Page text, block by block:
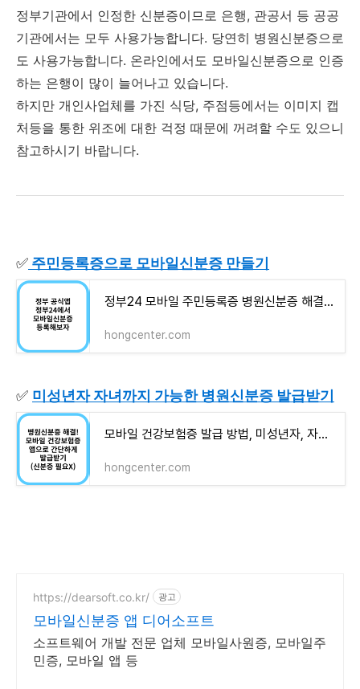
정부기관에서 인정한 신분증이므로 은행, 관공서 등 공공
기관에서는 모두 사용가능합니다. 당연히 병원신분증으로
도 사용가능합니다. 온라인에서도 모바일신분증으로 인증
하는 은행이 많이 늘어나고 있습니다.
하지만 개인사업체를 가진 식당, 주점등에서는 이미지 캡
처등을 통한 위조에 대한 걱정 때문에 꺼려할 수도 있으니
참고하시기 바랍니다.
✅ 주민등록증으로 모바일신분증 만들기
정부24 모바일 주민등록증 병원신분증 해결! 스마트폰 앱으로 바로 등록!
hongcenter.com
✅ 미성년자 자녀까지 가능한 병원신분증 발급받기
모바일 건강보험증 발급 방법, 미성년자, 자녀까지 병원신분증으로 사용가능!
hongcenter.com
https://dearsoft.co.kr/ 광고
모바일신분증 앱 디어소프트
소프트웨어 개발 전문 업체 모바일사원증, 모바일주
민증, 모바일 앱 등